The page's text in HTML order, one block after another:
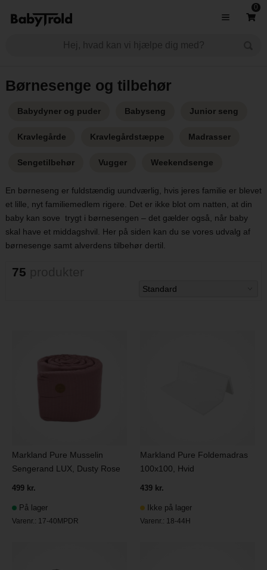
0
Børnesenge og tilbehør
Babydyner og puder Babyseng Junior seng
Kravlegårde Kravlegårdstæppe Madrasser
Sengetilbehør Vugger Weekendsenge
En børneseng er fuldstændig uundværlig, hvis jeres familie er blevet
et lille, nyt familiemedlem rigere. Det er ikke blot om natten, at din
baby kan sove trygt i børnesengen – det gælder også, når baby
skal have et middagshvil. Her på siden kan du se vores udvalg af
børnesenge samt alverdens tilbehør dertil.
75
Markland Pure Musselin
Sengerand LUX, Dusty Rose
499 kr.
På lager
Varenr.: 17-40MPDR
Markland Pure Foldemadras
100x100, Hvid
439 kr.
Ikke på lager
Varenr.: 18-44H